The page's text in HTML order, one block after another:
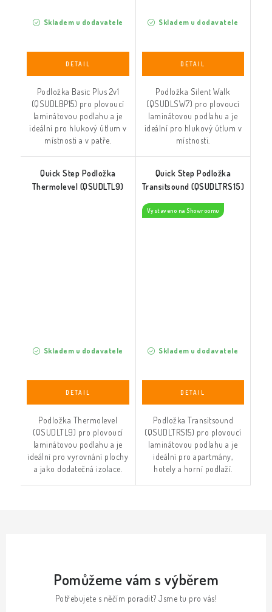
Skladem u dodavatele
Podložka Basic Plus 2v1
(QSUDLBP15) pro plovoucí
laminátovou podlahu a je
ideální pro hlukový útlum v
místnosti a v patře.
Skladem u dodavatele
Podložka Silent Walk
(QSUDLSW7) pro plovoucí
laminátovou podlahu a je
ideální pro hlukový útlum v
místnosti.
Quick Step Podložka
Thermolevel (QSUDLTL9)
Skladem u dodavatele
Podložka Thermolevel
(QSUDLTL9) pro plovoucí
laminátovou podlahu a je
ideální pro vyrovnání plochy
a jako dodatečná izolace.
Quick Step Podložka
Transitsound (QSUDLTRS15)
Vystaveno na Showroomu
Skladem u dodavatele
Podložka Transitsound
(QSUDLTRS15) pro plovoucí
laminátovou podlahu a je
ideální pro apartmány,
hotely a horní podlaží.
Pomůžeme vám s výběrem
Potřebujete s něčím poradit? Jsme tu pro vás!